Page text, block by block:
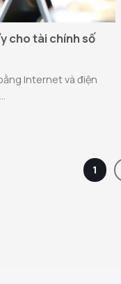
cho tài chính số
Internet và điện
1